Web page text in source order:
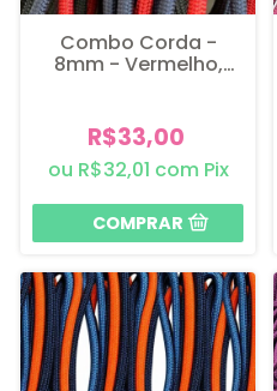
Combo Corda -
8mm - Vermelho,
R$33,00
R$32,01 com Pix